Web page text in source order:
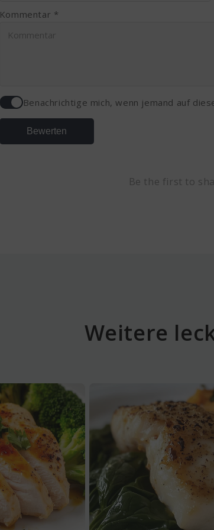
Kommentar *
Benachrichtige mich, wenn jemand auf
Bewerten
Be the first to
Weitere